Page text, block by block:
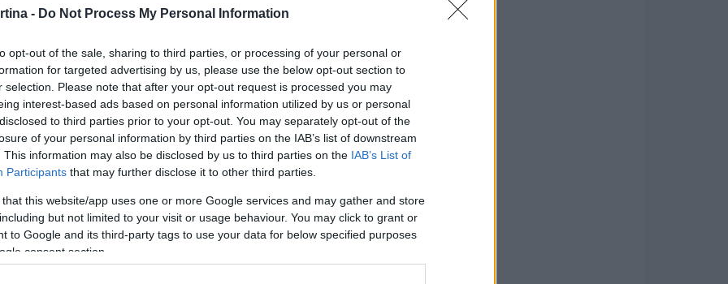
- Do Not Process My Personal Information
opt-out of the sale, sharing to third parties, or processing of your personal or
for targeted advertising by us, please use the below opt-out section to
selection. Please note that after your opt-out request is processed you may
interest-based ads based on personal information utilized by us or personal
to third parties prior to your opt-out. You may separately opt-out of the
of your personal information by third parties on the IAB’s list of downstream
This information may also be disclosed by us to third parties on the IAB’s List of
Participants that may further disclose it to other third parties.
that this website/app uses one or more Google services and may gather and store
but not limited to your visit or usage behaviour. You may click to grant or
to Google and its third-party tags to use your data for below specified purposes
consent section.
di un’infrastruttura sportiva
di Milano-Cortina 2026.